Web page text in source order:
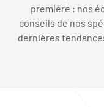
première : nos
conseils de nos
dernières